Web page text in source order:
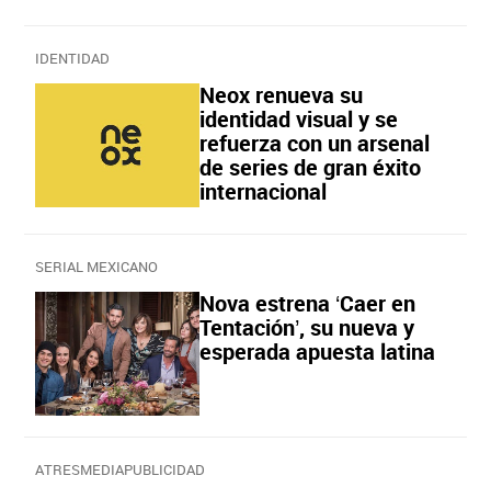
IDENTIDAD
Neox renueva su
identidad visual y se
refuerza con un arsenal
de series de gran éxito
internacional
SERIAL MEXICANO
Nova estrena ‘Caer en
Tentación’, su nueva y
esperada apuesta latina
ATRESMEDIAPUBLICIDAD